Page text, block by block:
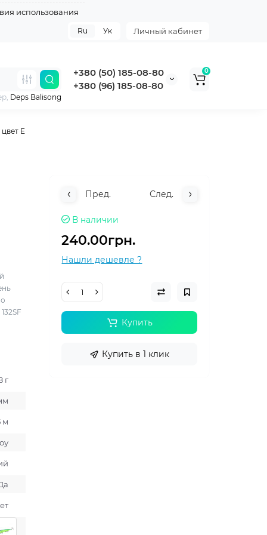
использования
Личный кабинет
Ru Ук
+380 (50) 185-08-80
+380 (96) 185-08-80
Deps Balisong
0
E
г
м
Пред. След.
В наличии
240.00грн.
Нашли дешевле ?
Купить
Купить в 1 клик